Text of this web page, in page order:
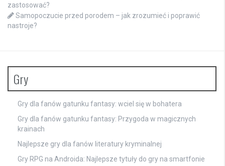
zastosować?
Samopoczucie przed porodem – jak zrozumieć i poprawić
nastroje?
Gry
Gry dla fanów gatunku fantasy: wciel się w bohatera
Gry dla fanów gatunku fantasy: Przygoda w magicznych
krainach
Najlepsze gry dla fanów literatury kryminalnej
Gry RPG na Androida: Najlepsze tytuły do gry na smartfonie